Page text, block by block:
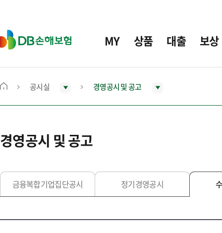
D
B
보
MY 상품 대출 보상
메
으
로
동
공시실 경영공시 및 공고
경영공시 및 공고
금융복합기업집단공시 정기경영공시